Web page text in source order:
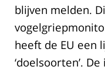
blijven melden.
heeft de EU een
‘doelsoorten’.